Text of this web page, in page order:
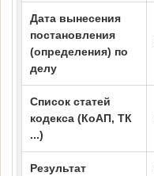
Дата вынесения
постановления
(определения) по
делу
Список статей
кодекса (КоАП, ТК
...)
Результат